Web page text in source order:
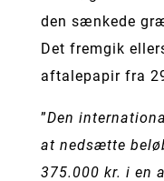
den sænkede
Det fremgik
aftalepapir fra
”Den
at nedsætte
375.000 kr. i en